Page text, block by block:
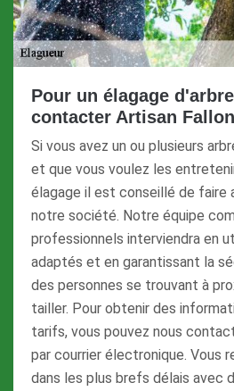
Pour un élagage
contacter Artisan
Si vous avez un ou plusieurs
et que vous voulez les
élagage il est conseillé de faire
notre société. Notre équipe
professionnels interviendra en
adaptés et en garantissant la
des personnes se trouvant à
tailler. Pour obtenir des
tarifs, vous pouvez nous
par courrier électronique. Vous
dans les plus brefs délais avec